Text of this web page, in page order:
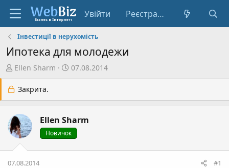
Увійти Реєстрація
Інвестиції в нерухомість
Ипотека для молодежи
А
т
о
т
е
и
Ellen Sharm
Д
а
т
в
о
р
07.08.2014
Закрита.
Ellen Sharm
Новичок
07.08.2014 #1